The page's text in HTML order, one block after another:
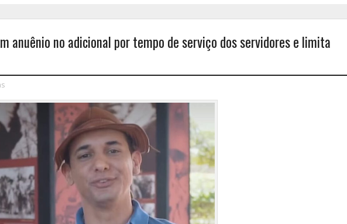
anuênio no adicional por tempo de serviço dos servidores e limita